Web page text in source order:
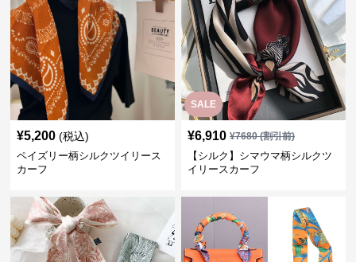
¥5,200 (税込)
ペイズリー柄シルクツイリース
カーフ
SALE
¥6,910 ¥7680(割引前)
【シルク】シマウマ柄シルクツ
イリースカーフ